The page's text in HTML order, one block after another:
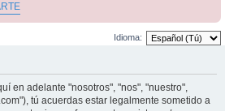
Idioma:
en adelante "nosotros", "nos", "nuestro",
tú acuerdas estar legalmente sometido a